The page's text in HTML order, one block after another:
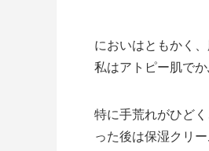
においはともかく
私はアトピー肌で
特に手荒れがひど
った後は保湿クリ